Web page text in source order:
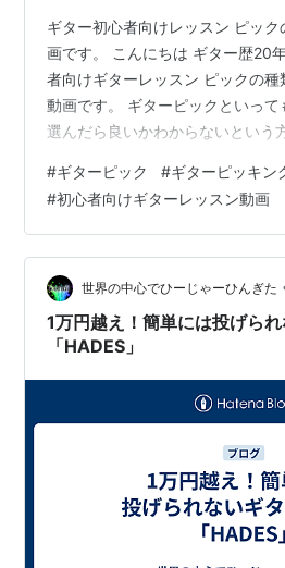
ギター初心者向けレッスン ピッ
画です。 こんにちは ギター歴20
者向けギターレッスン ピックの
動画です。 ギターピックといっ
選んだら良いかわからないという
クの種類は下記の３つから選び
素材 まずはピックの種類から ※（
クすると楽天の商品リンクに移
プ型 ティアドロップ型ピックも
クです。弦に接する面積が少なく
ることができ、あらゆるプ…
#ギターピック #ギターピッキン
#初心者向けギターレッスン動画
世界の中心でひーじゃーひんぎた
1万円越え！簡単には投げら
「HADES」